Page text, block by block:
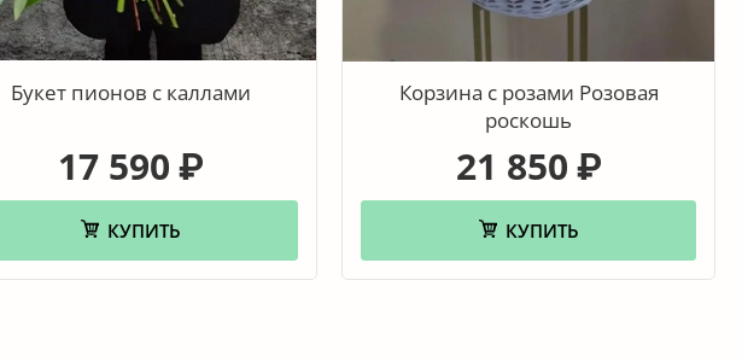
Букет пионов с каллами
17 590 ₽
КУПИТЬ
Корзина с розами Розовая
роскошь
21 850 ₽
КУПИТЬ